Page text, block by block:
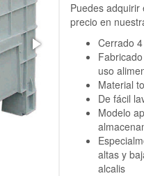
Puedes
precio en
Cerrado
uso
Material
De fácil
Modelo
altas y
alcalis